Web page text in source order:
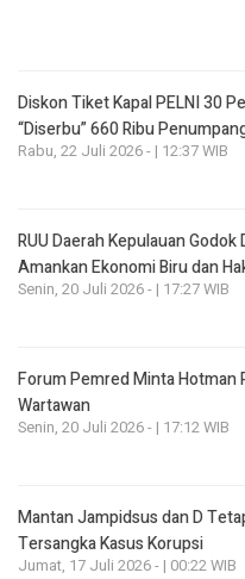
Diskon Tiket Kapal PELNI 30
“Diserbu” 660 Ribu
Rabu, 22 Juli 2026 - | 12:37 WIB
RUU Daerah Kepulauan Godok
Amankan Ekonomi Biru dan
Senin, 20 Juli 2026 - | 17:27 WIB
Forum Pemred Minta Hotman
Wartawan
Senin, 20 Juli 2026 - | 17:12 WIB
Mantan Jampidsus dan D
Tersangka Kasus Korupsi
Jumat, 17 Juli 2026 - | 00:22 WIB